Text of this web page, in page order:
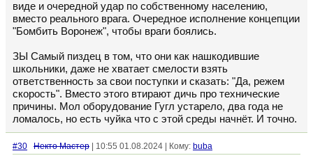
виде и очередной удар по собственному населению,
вместо реального врага. Очередное исполнение концепции
"Бомбить Воронеж", чтобы враги боялись.
ЗЫ Самый пиздец в том, что они как нашкодившие
школьники, даже не хватает смелости взять
ответственность за свои поступки и сказать: "Да, режем
скорость". Вместо этого втирают дичь про технические
причины. Мол оборудование Гугл устарело, два года не
ломалось, но есть чуйка что с этой среды начнёт. И точно.
#30 Некто Мастер | 10:55 01.08.2024 | Кому: buba